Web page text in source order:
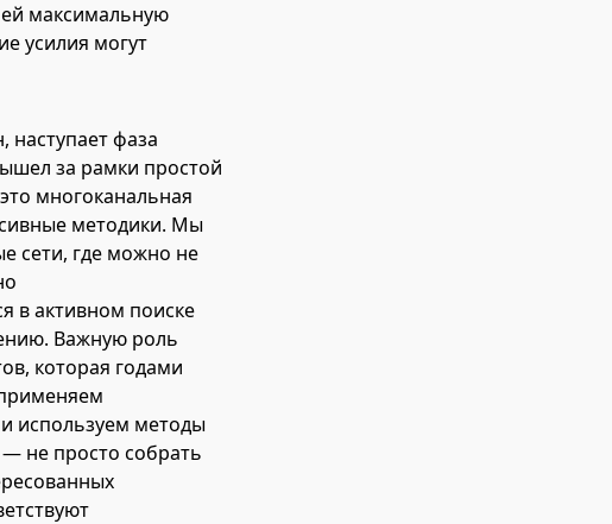
максимальную
усилия могут
наступает фаза
за рамки простой
многоканальная
методики. Мы
сети, где можно не
в активном поиске
Важную роль
которая годами
используем методы
— не просто собрать